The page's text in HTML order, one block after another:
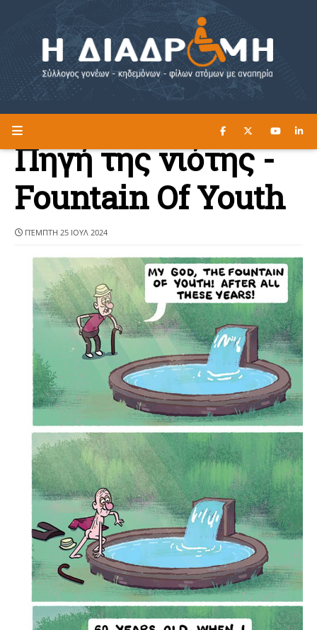
Η ΔΙΑΔΡΟΜΗ ΔΙΑΒΑΣΤΕ ΕΔΩ ►
Πηγή της νιότης -
Fountain Of Youth
ΠΈΜΠΤΗ 25 ΙΟΥΛ 2024